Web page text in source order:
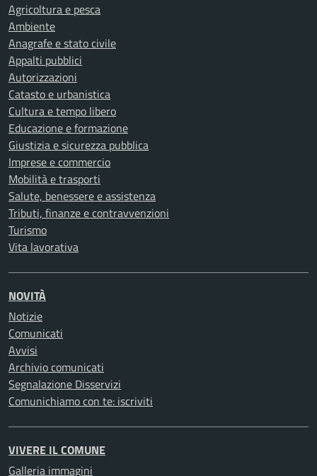
Agricoltura e pesca
Ambiente
Anagrafe e stato civile
Appalti pubblici
Autorizzazioni
Catasto e urbanistica
Cultura e tempo libero
Educazione e formazione
Giustizia e sicurezza pubblica
Imprese e commercio
Mobilità e trasporti
Salute, benessere e assistenza
Tributi, finanze e contravvenzioni
Turismo
Vita lavorativa
NOVITÀ
Notizie
Comunicati
Avvisi
Archivio comunicati
Segnalazione Disservizi
Comunichiamo con te: iscriviti
VIVERE IL COMUNE
Galleria immagini